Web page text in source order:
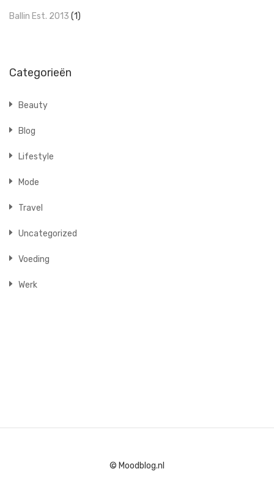
Ballin Est. 2013 (1)
Categorieën
Beauty
Blog
Lifestyle
Mode
Travel
Uncategorized
Voeding
Werk
© Moodblog.nl